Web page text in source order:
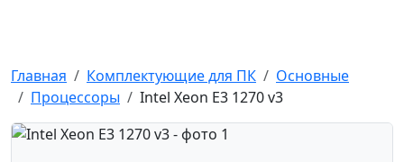
Intel Xeon E3 1270 v3 в
Главная Комплектующие для ПК
Основные
Процессоры
Intel Xeon E3 1270 v3